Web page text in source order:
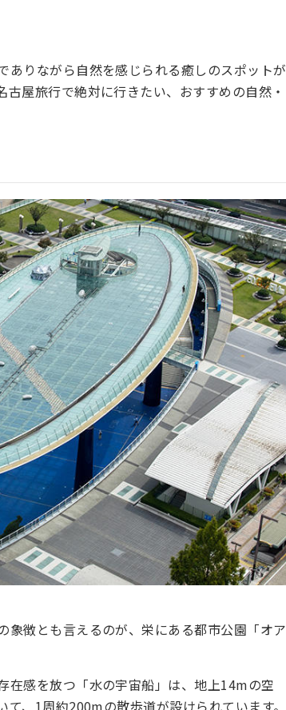
ありながら自然を感じられる癒しのスポットが
屋旅行で絶対に行きたい、おすすめの自然・
象徴とも言えるのが、栄にある都市公園「オア
在感を放つ「水の宇宙船」は、地上14mの空